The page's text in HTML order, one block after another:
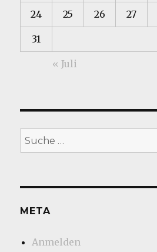
24 25 26 27
31
« Juli
Suche
nach:
META
Anmelden